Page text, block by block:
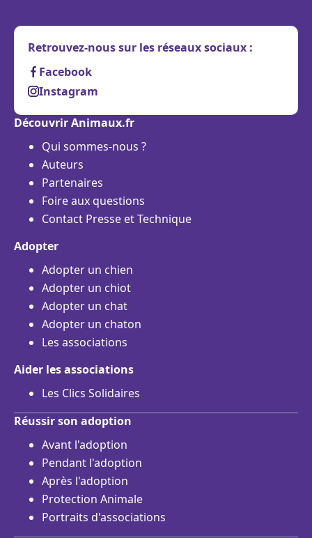
Retrouvez-nous sur les réseaux sociaux :
Facebook
Instagram
Découvrir Animaux.fr
Qui sommes-nous ?
Auteurs
Partenaires
Foire aux questions
Contact Presse et Technique
Adopter
Adopter un chien
Adopter un chiot
Adopter un chat
Adopter un chaton
Les associations
Aider les associations
Les Clics Solidaires
Réussir son adoption
Avant l'adoption
Pendant l'adoption
Après l'adoption
Protection Animale
Portraits d'associations